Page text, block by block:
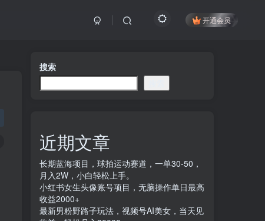
开通会员
搜索
近期文章
长期蓝海项目，球拍运动赛道，一单30-50，
月入2W，小白轻松上手。
小红书女生头像账号项目，无脑操作单日最高
收益2000+
最新男粉野路子玩法，视频号AI美女，当天见